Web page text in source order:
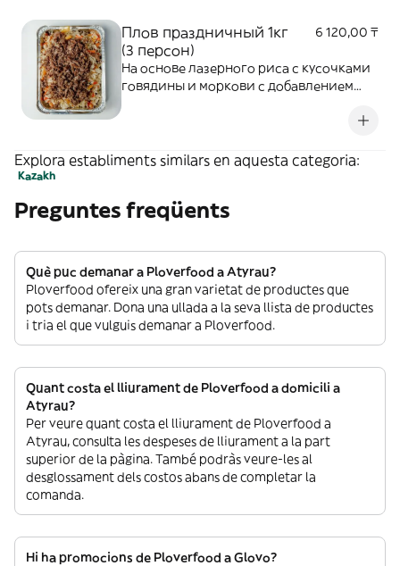
Плов праздничный 1кг
(3 персон)
6 120,00 ₸
На основе лазерного риса с кусочками
говядины и моркови с добавлением
Explora establiments similars en aquesta categoria:
Kazakh
Preguntes freqüents
Què puc demanar a Ploverfood a Atyrau?
Ploverfood ofereix una gran varietat de productes que
pots demanar. Dona una ullada a la seva llista de productes
i tria el que vulguis demanar a Ploverfood.
Quant costa el lliurament de Ploverfood a domicili a
Atyrau?
Per veure quant costa el lliurament de Ploverfood a
Atyrau, consulta les despeses de lliurament a la part
superior de la pàgina. També podràs veure-les al
desglossament dels costos abans de completar la
comanda.
Hi ha promocions de Ploverfood a Glovo?